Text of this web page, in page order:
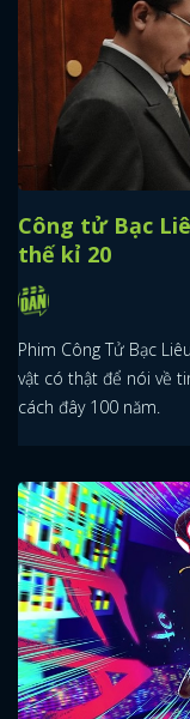
Công tử Bạc
thế kỉ 20
Phim Công Tử Bạc
vật có thật để nói về
cách đây 100 năm.